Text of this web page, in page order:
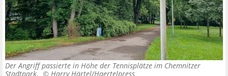
Der Angriff passierte in Höhe der Tennisplätze im Chemnitzer
Stadtpark. © Harry Härtel/Haertelpress